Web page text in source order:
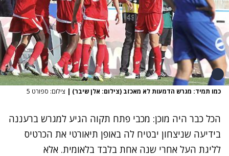
כמו תמיד: מגרש הדמעות לא מאכזב (צילום: אלן שיבר) | צילום: ספורט 5
הכל כבר היה מוכן: מכבי פתח תקוה הגיע למגרש ברעננה
בידיעה שניצחון יבטיח לה באופן תיאורטי את הכרטיס
לליגת העל אחרי שנה אחת בלבד בלאומית. אלא